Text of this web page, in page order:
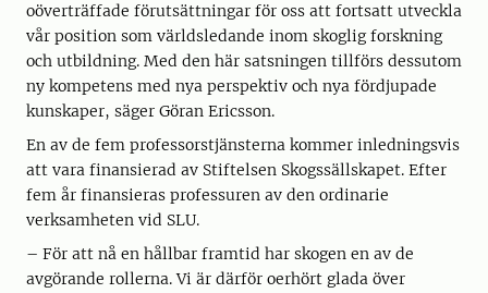
oöverträffade förutsättningar för oss att fortsatt utveckla
vår position som världsledande inom skoglig forskning
och utbildning. Med den här satsningen tillförs dessutom
ny kompetens med nya perspektiv och nya fördjupade
kunskaper, säger Göran Ericsson.
En av de fem professorstjänsterna kommer inledningsvis
att vara finansierad av Stiftelsen Skogssällskapet. Efter
fem år finansieras professuren av den ordinarie
verksamheten vid SLU.
– För att nå en hållbar framtid har skogen en av de
avgörande rollerna. Vi är därför oerhört glada över